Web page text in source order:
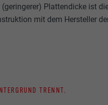
Plattendicke ist
mit dem Hersteller
TRENNT.